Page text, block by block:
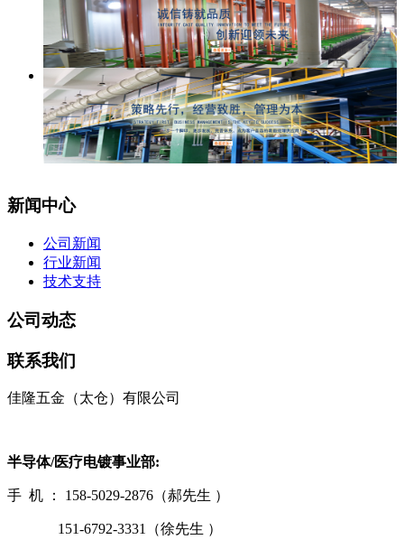
新闻中心
公司新闻
行业新闻
技术支持
公司动态
联系我们
佳隆五金（太仓）有限公司
半导体/医疗电镀事业部:
手 机 ： 158-5029-2876（郝先生 ）
151-6792-3331（徐先生 ）